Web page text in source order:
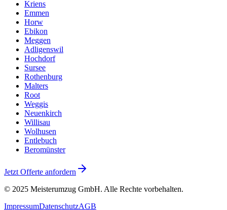
Kriens
Emmen
Horw
Ebikon
Meggen
Adligenswil
Hochdorf
Sursee
Rothenburg
Malters
Root
Weggis
Neuenkirch
Willisau
Wolhusen
Entlebuch
Beromünster
Jetzt Offerte anfordern
© 2025 Meisterumzug GmbH. Alle Rechte vorbehalten.
ImpressumDatenschutzAGB